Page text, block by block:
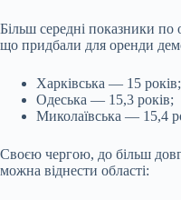
Більш середні показники по
що придбали для оренди
Харківська — 15 років;
Одеська — 15,3 років;
Миколаївська — 15,4
Своєю чергою, до більш
можна віднести області: